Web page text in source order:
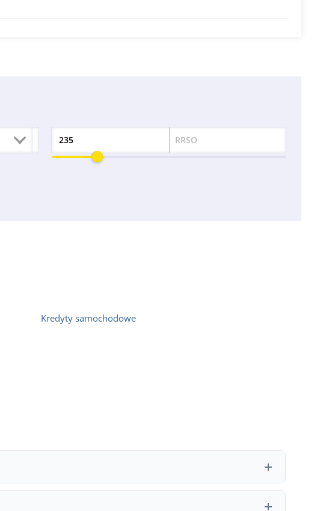
Odsetek RRSO
Kredyty samochodowe
banku lub instytucji finansowej. Wiele banków i firm leasingowych
starsze.